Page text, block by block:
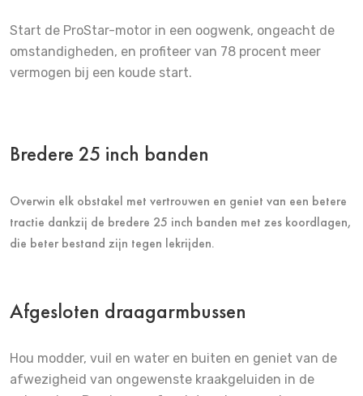
Start de ProStar-motor in een oogwenk, ongeacht de
omstandigheden, en profiteer van 78 procent meer
vermogen bij een koude start.
Bredere 25 inch banden
Overwin elk obstakel met vertrouwen en geniet van een betere
tractie dankzij de bredere 25 inch banden met zes koordlagen,
die beter bestand zijn tegen lekrijden.
Afgesloten draagarmbussen
Hou modder, vuil en water en buiten en geniet van de
afwezigheid van ongewenste kraakgeluiden in de